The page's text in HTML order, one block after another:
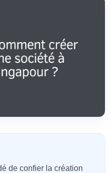
de confier la création